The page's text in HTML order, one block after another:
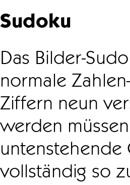
Sudoku
Das Bilder-
normale
Ziffern neun
werden
vollständig so